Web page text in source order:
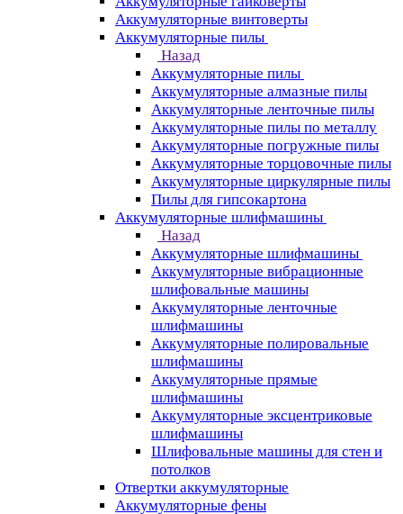
Аккумуляторные винтоверты
Аккумуляторные пилы
Назад
Аккумуляторные пилы
Аккумуляторные алмазные пилы
Аккумуляторные ленточные пилы
Аккумуляторные пилы по металлу
Аккумуляторные погружные пилы
Аккумуляторные торцовочные пилы
Аккумуляторные циркулярные пилы
Пилы для гипсокартона
Аккумуляторные шлифмашины
Назад
Аккумуляторные шлифмашины
Аккумуляторные вибрационные
шлифовальные машины
Аккумуляторные ленточные
шлифмашины
Аккумуляторные полировальные
шлифмашины
Аккумуляторные прямые
шлифмашины
Аккумуляторные эксцентриковые
шлифмашины
Шлифовальные машины для стен и
потолков
Отвертки аккумуляторные
Аккумуляторные фены